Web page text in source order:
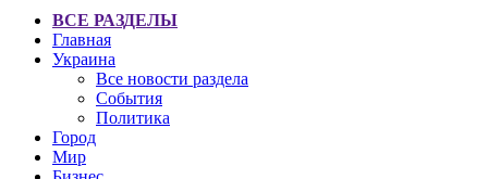
ВСЕ РАЗДЕЛЫ
Главная
Украина
Все новости раздела
События
Политика
Город
Мир